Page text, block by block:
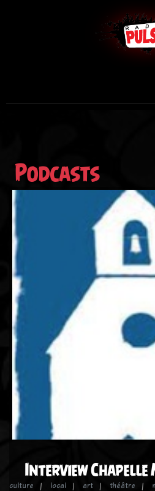
Podcasts
Interview Chapelle
culture local art théâtre